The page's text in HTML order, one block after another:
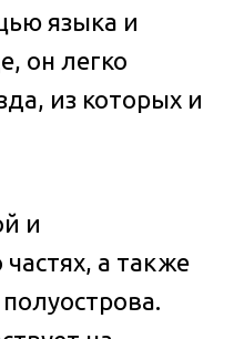
языка и
он легко
из которых и
и
а также